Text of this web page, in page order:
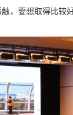
要想取得比